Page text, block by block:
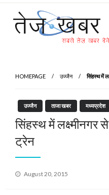
Skip
content
HOMEPAGE उज्जैन सिंहस्थ में
उज्जैन ताजा खबर मध्यप्रदेश
सिंहस्थ में
ट्रेन
Posted
August 20, 2015